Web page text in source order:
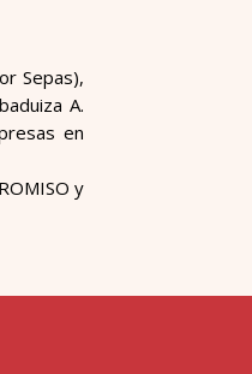
Sepas),
A.
en
y